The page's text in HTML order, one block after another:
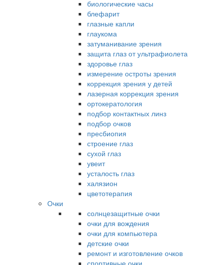
биологические часы
блефарит
глазные капли
глаукома
затуманивание зрения
защита глаз от ультрафиолета
здоровье глаз
измерение остроты зрения
коррекция зрения у детей
лазерная коррекция зрения
ортокератология
подбор контактных линз
подбор очков
пресбиопия
строение глаз
сухой глаз
увеит
усталость глаз
халязион
цветотерапия
Очки
солнцезащитные очки
очки для вождения
очки для компьютера
детские очки
ремонт и изготовление очков